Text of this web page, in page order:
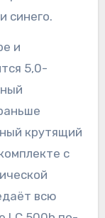
синего.
и
5,0-
крутящий
с
всю